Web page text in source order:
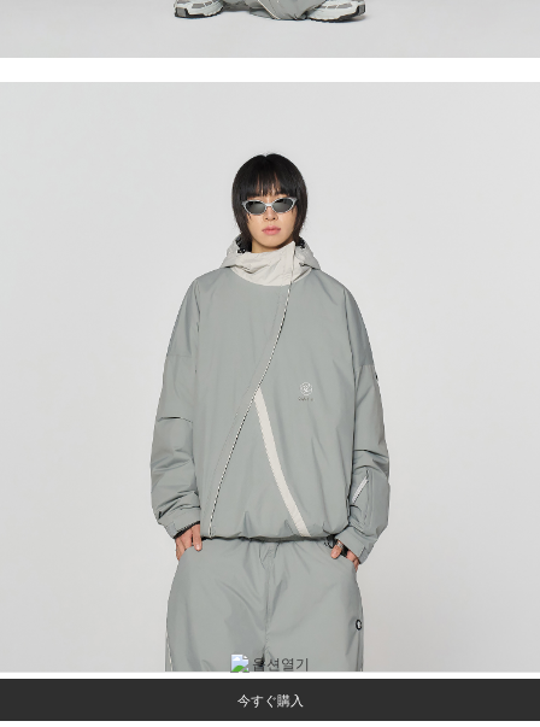
今すぐ購入